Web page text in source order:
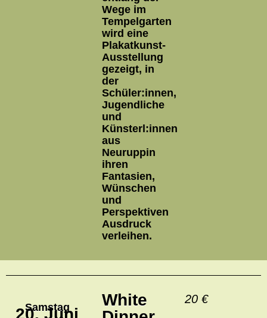
Wege im
Tempelgarten
wird eine
Plakatkunst-
Ausstellung
gezeigt, in
der
Schüler:innen,
Jugendliche
und
Künsterl:innen
aus
Neuruppin
ihren
Fantasien,
Wünschen
und
Perspektiven
Ausdruck
verleihen.
Samstag
20. Juni
White
20 €